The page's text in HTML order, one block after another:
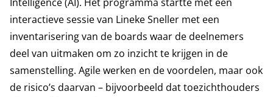
interactieve sessie van Lineke Sneller met een
inventarisering van de boards waar de deelnemers
deel van uitmaken om zo inzicht te krijgen in de
samenstelling. Agile werken en de voordelen, maar ook
de risico’s daarvan – bijvoorbeeld dat toezichthouders